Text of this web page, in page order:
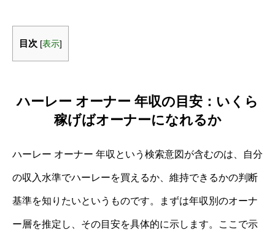
目次 [表示]
ハーレー オーナー 年収の目安：いくら
稼げばオーナーになれるか
ハーレー オーナー 年収という検索意図が含むのは、自分
の収入水準でハーレーを買えるか、維持できるかの判断
基準を知りたいというものです。まずは年収別のオーナ
ー層を推定し、その目安を具体的に示します。ここで示